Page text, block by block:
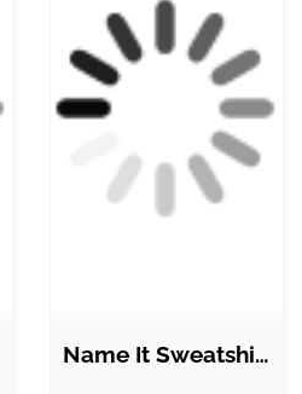
Name It Sweatshirt - Noos - NkmFlo -…